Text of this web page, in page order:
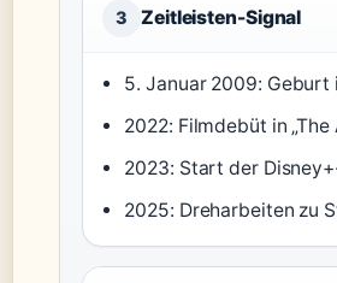
3 Zeitleisten-Signal
5. Januar 2009: Geburt
2022: Filmdebüt in
2023: Start der
2025: Dreharbeiten zu